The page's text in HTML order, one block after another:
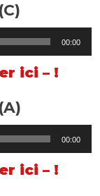
00:00
ici – !
00:00
ici – !